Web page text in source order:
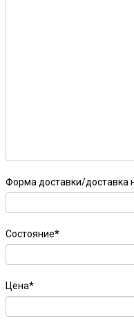
Форма доставки/доставка
Состояние*
Цена*